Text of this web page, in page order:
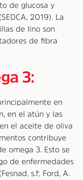
de glucosa y
2019). La
de lino son
de fibra
3:
en
en el atún y las
el aceite de oliva
contribuye
omega 3. Esto se
de enfermedades
s.f; Ford, A.